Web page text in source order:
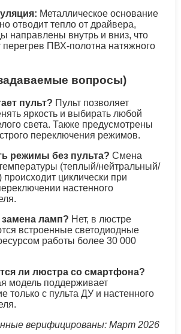
Металлическое основание
отводит тепло от драйвера,
направлены внутрь и вниз, что
перегрев ПВХ-полотна натяжного
вопросы)
пульт? Пульт позволяет
яркость и выбирать любой
света. Также предусмотрены
переключения режимов.
режимы без пульта? Смена
(теплый/нейтральный/
циклически при
настенного
ламп? Нет, в люстре
встроенные светодиодные
работы более 30 000
ли люстра со смартфона?
модель поддерживает
только с пульта ДУ и настенного
верифицированы: Март 2026